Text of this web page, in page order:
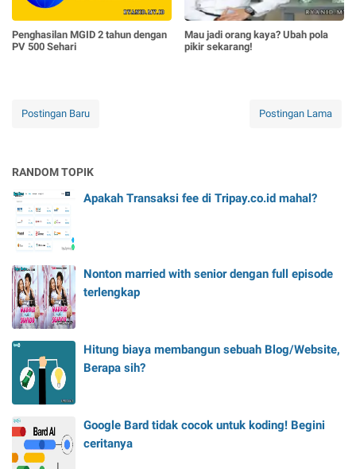
Penghasilan MGID 2 tahun dengan
PV 500 Sehari
Mau jadi orang kaya? Ubah pola
pikir sekarang!
Postingan Baru Postingan Lama
RANDOM TOPIK
Apakah Transaksi fee di Tripay.co.id mahal?
Nonton married with senior dengan full episode
terlengkap
Hitung biaya membangun sebuah Blog/Website,
Berapa sih?
Google Bard tidak cocok untuk koding! Begini
ceritanya